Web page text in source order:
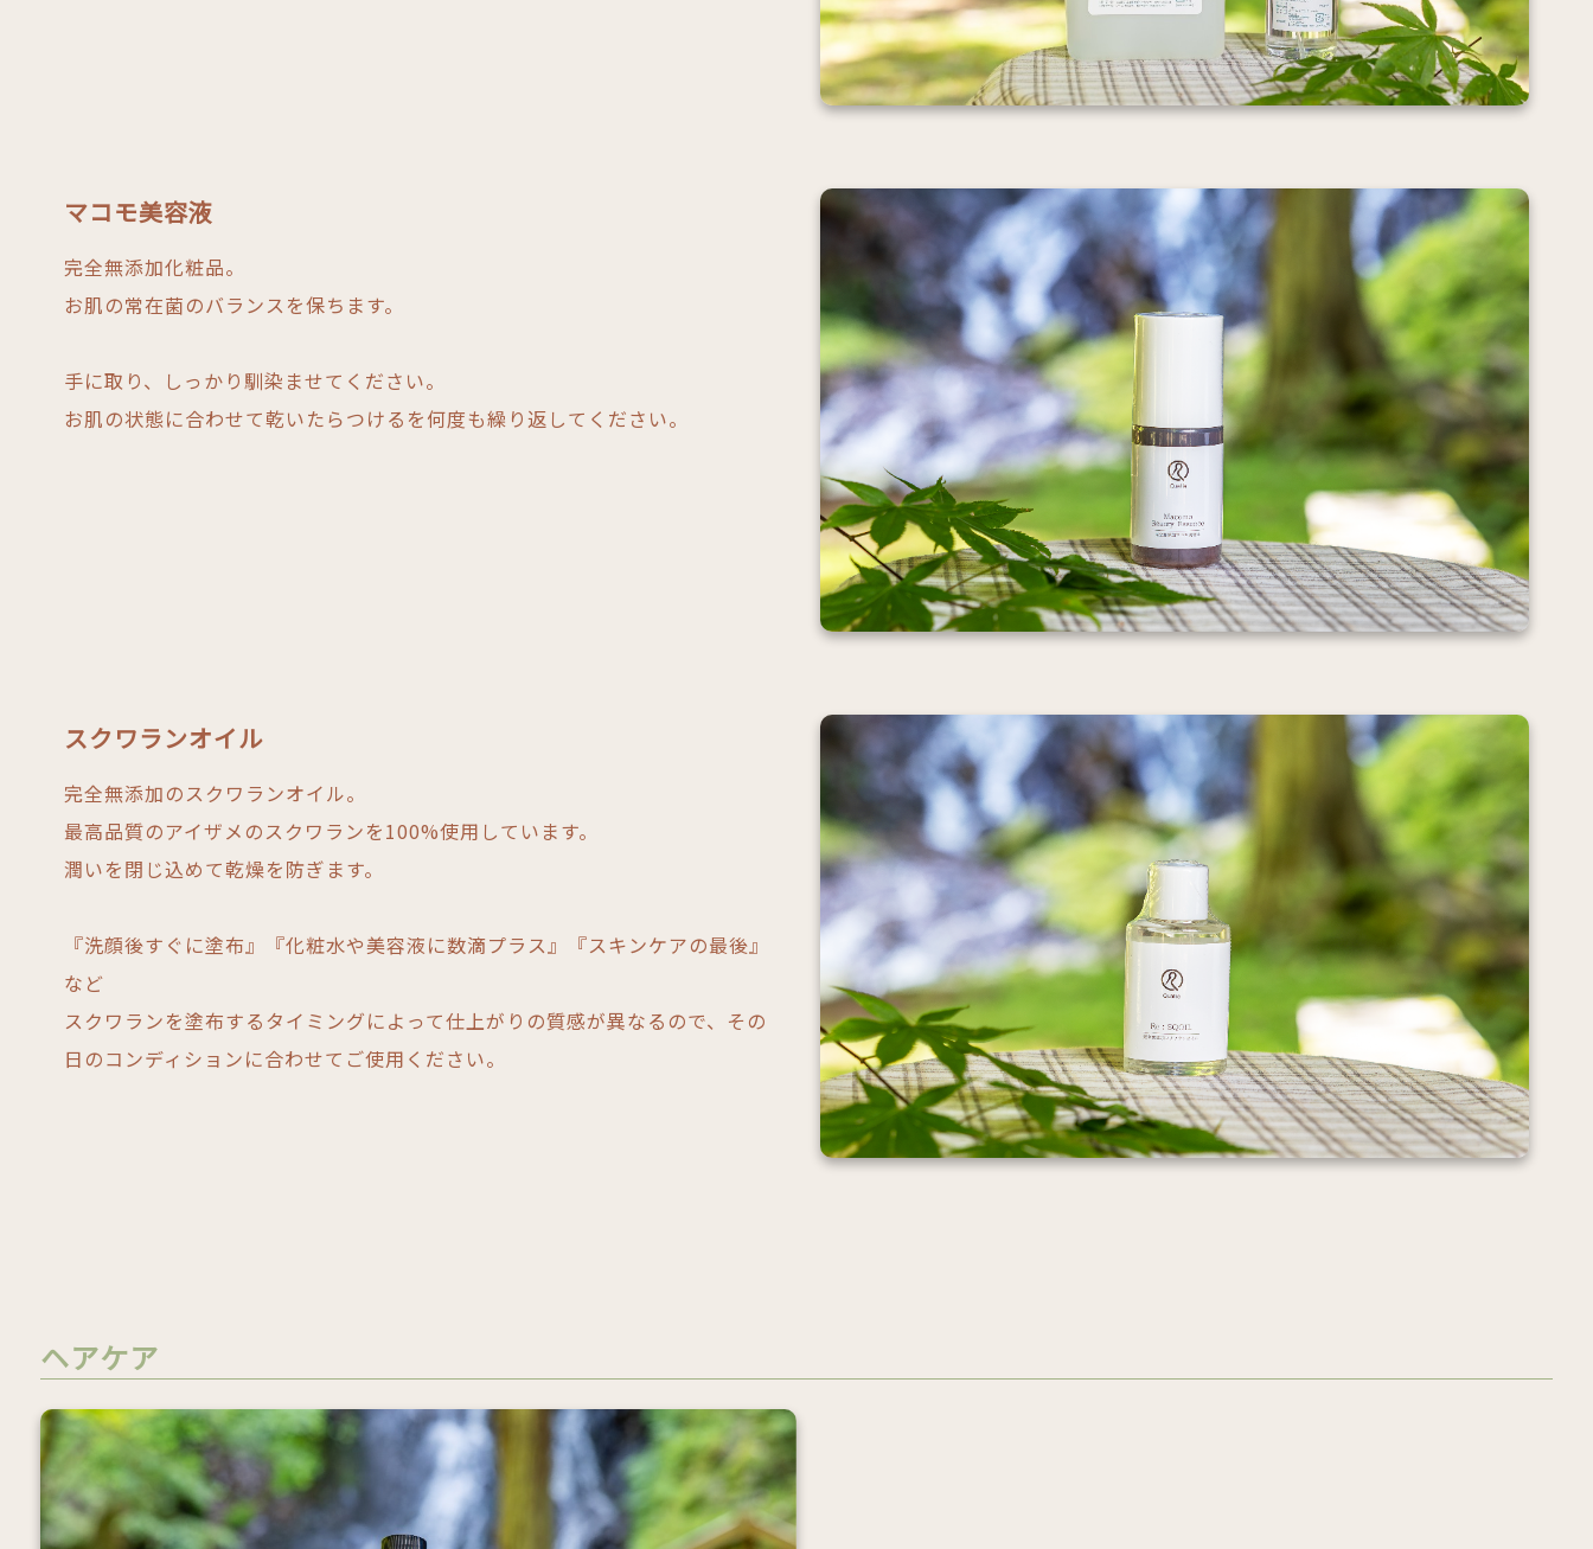
マコモ美容液
完全無添加化粧品。
お肌の常在菌のバランスを保ちます。
手に取り、しっかり馴染ませてください。
お肌の状態に合わせて乾いたらつけるを何度も繰り返してください。
スクワランオイル
完全無添加のスクワランオイル。
最高品質のアイザメのスクワランを100%使用しています。
潤いを閉じ込めて乾燥を防ぎます。
『洗顔後すぐに塗布』『化粧水や美容液に数滴プラス』『スキンケアの最後』
など
スクワランを塗布するタイミングによって仕上がりの質感が異なるので、その
日のコンディションに合わせてご使用ください。
ヘアケア